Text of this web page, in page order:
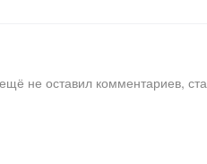
не оставил комментариев,